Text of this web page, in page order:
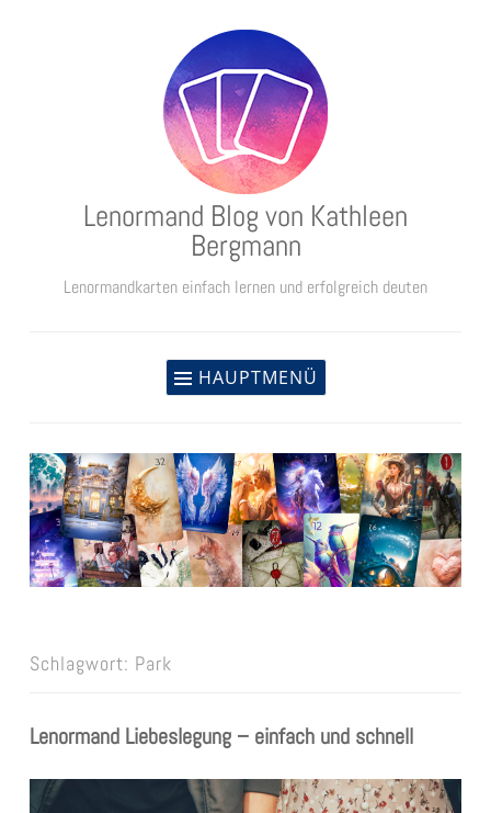
Lenormand Blog von Kathleen
Bergmann
Lenormandkarten einfach lernen und erfolgreich deuten
HAUPTMENÜ
Schlagwort: Park
Lenormand Liebeslegung – einfach und schnell